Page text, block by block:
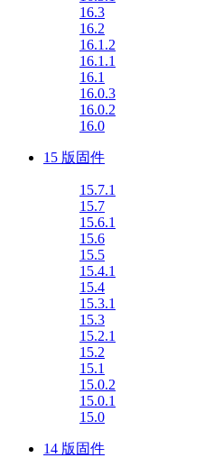
16.3
16.2
16.1.2
16.1.1
16.1
16.0.3
16.0.2
16.0
15 版固件
15.7.1
15.7
15.6.1
15.6
15.5
15.4.1
15.4
15.3.1
15.3
15.2.1
15.2
15.1
15.0.2
15.0.1
15.0
14 版固件